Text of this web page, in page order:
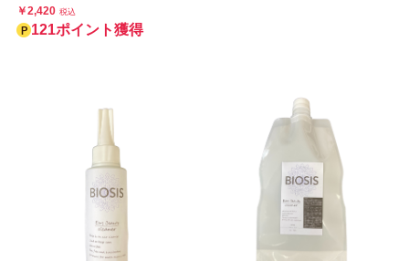
￥2,420 税込
121ポイント獲得